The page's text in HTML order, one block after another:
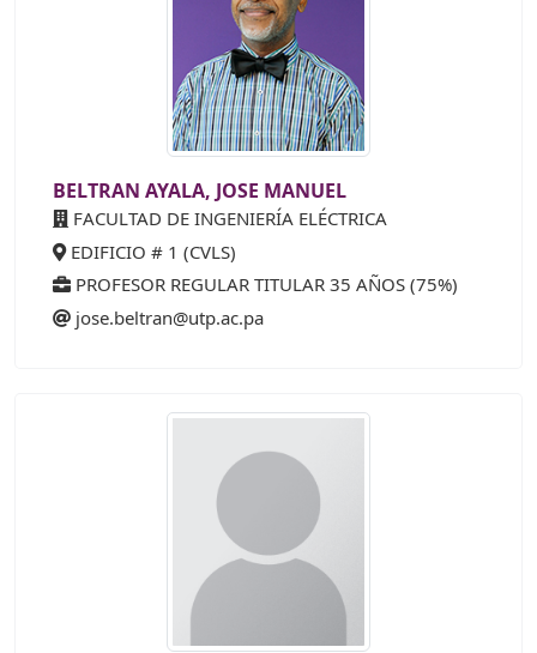
BELTRAN AYALA, JOSE MANUEL
FACULTAD DE INGENIERÍA ELÉCTRICA
EDIFICIO # 1 (CVLS)
PROFESOR REGULAR TITULAR 35 AÑOS (75%)
jose.beltran@utp.ac.pa